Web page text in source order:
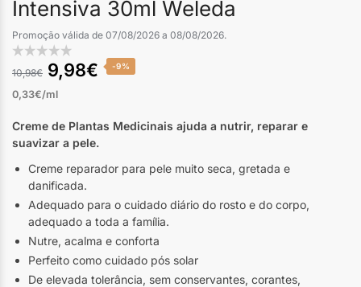
Intensiva 30ml Weleda
Promoção válida de 07/08/2026 a 08/08/2026.
10,98€ 9,98€
0,33€/ml
-9%
Creme de Plantas Medicinais ajuda a nutrir, reparar e
suavizar a pele.
Creme reparador para pele muito seca, gretada e
danificada.
Adequado para o cuidado diário do rosto e do corpo,
adequado a toda a família.
Nutre, acalma e conforta
Perfeito como cuidado pós solar
De elevada tolerância, sem conservantes, corantes,